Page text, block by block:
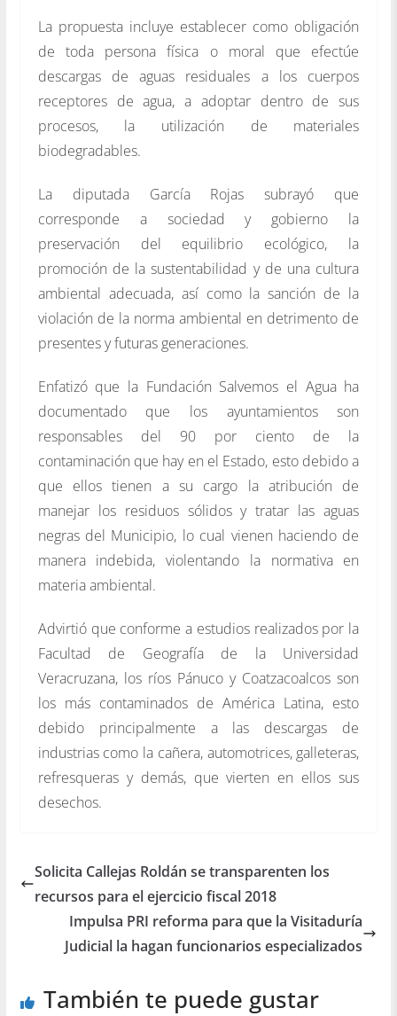
La propuesta incluye establecer como obligación
de toda persona física o moral que efectúe
descargas de aguas residuales a los cuerpos
receptores de agua, a adoptar dentro de sus
procesos, la utilización de materiales
biodegradables.
La diputada García Rojas subrayó que
corresponde a sociedad y gobierno la
preservación del equilibrio ecológico, la
promoción de la sustentabilidad y de una cultura
ambiental adecuada, así como la sanción de la
violación de la norma ambiental en detrimento de
presentes y futuras generaciones.
Enfatizó que la Fundación Salvemos el Agua ha
documentado que los ayuntamientos son
responsables del 90 por ciento de la
contaminación que hay en el Estado, esto debido a
que ellos tienen a su cargo la atribución de
manejar los residuos sólidos y tratar las aguas
negras del Municipio, lo cual vienen haciendo de
manera indebida, violentando la normativa en
materia ambiental.
Advirtió que conforme a estudios realizados por la
Facultad de Geografía de la Universidad
Veracruzana, los ríos Pánuco y Coatzacoalcos son
los más contaminados de América Latina, esto
debido principalmente a las descargas de
industrias como la cañera, automotrices, galleteras,
refresqueras y demás, que vierten en ellos sus
desechos.
Solicita Callejas Roldán se transparenten los
recursos para el ejercicio fiscal 2018
Impulsa PRI reforma para que la Visitaduría
Judicial la hagan funcionarios especializados
También te puede gustar